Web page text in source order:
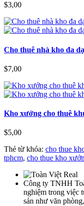
$3,00
Cho thuê nhà kho đa
$7,00
Kho xưởng cho thuê
$5,00
Thẻ từ khóa: cho thue
tphcm, cho thue kho
Công ty TNHH
nghiệm trong việc
sản như văn